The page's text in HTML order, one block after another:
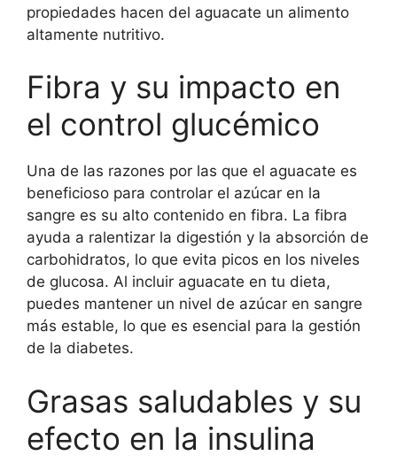
propiedades hacen del aguacate un alimento
altamente nutritivo.
Fibra y su impacto en
el control glucémico
Una de las razones por las que el aguacate es
beneficioso para controlar el azúcar en la
sangre es su alto contenido en fibra. La fibra
ayuda a ralentizar la digestión y la absorción de
carbohidratos, lo que evita picos en los niveles
de glucosa. Al incluir aguacate en tu dieta,
puedes mantener un nivel de azúcar en sangre
más estable, lo que es esencial para la gestión
de la diabetes.
Grasas saludables y su
efecto en la insulina